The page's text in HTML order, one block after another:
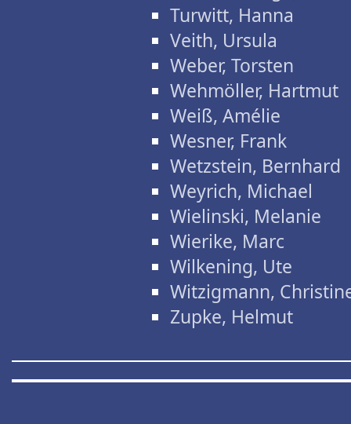
Turwitt, Hanna
Veith, Ursula
Weber, Torsten
Wehmöller, Hartmut
Weiß, Amélie
Wesner, Frank
Wetzstein, Bernhard
Weyrich, Michael
Wielinski, Melanie
Wierike, Marc
Wilkening, Ute
Witzigmann,
Zupke, Helmut